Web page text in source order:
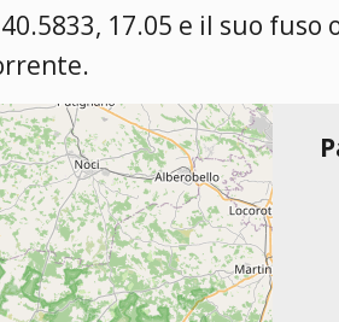
17.05 e il suo fuso